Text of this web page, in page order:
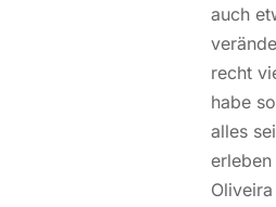
auch
recht
habe
alles